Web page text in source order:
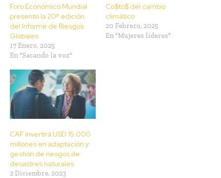
Foro Económico Mundial
presentó la 20ª edición
del Informe de Riesgos
Globales
17 Enero, 2025
En "Sacando la voz"
Co$to$ del cambio
climático
20 Febrero, 2025
En "Mujeres líderes"
CAF invertirá USD 15.000
millones en adaptación y
gestión de riesgos de
desastres naturales
2 Diciembre, 2023